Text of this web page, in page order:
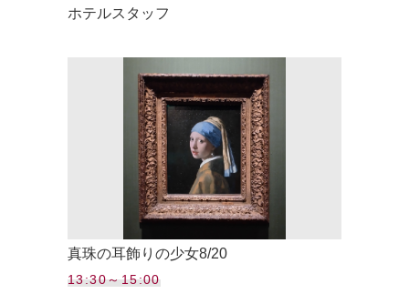
ホテルスタッフ
真珠の耳飾りの少女8/20
13:30～15:00